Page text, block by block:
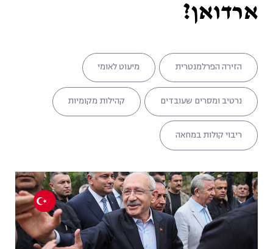
ארדואן?
הזירה הפרלמנטרית מיעוט לאומי
נרטיב ומסרים שעובדים קהילות מקומיות
ריבוי קולות במחאה